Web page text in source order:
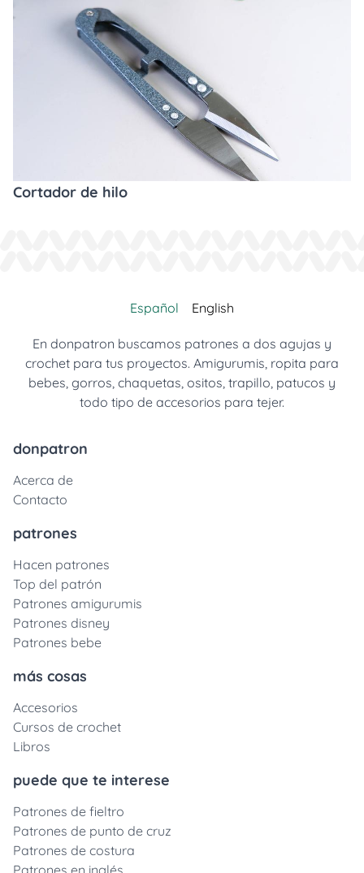
Cortador de hilo
Español English
En donpatron buscamos patrones a dos agujas y
crochet para tus proyectos. Amigurumis, ropita para
bebes, gorros, chaquetas, ositos, trapillo, patucos y
todo tipo de accesorios para tejer.
donpatron
Acerca de
Contacto
patrones
Hacen patrones
Top del patrón
Patrones amigurumis
Patrones disney
Patrones bebe
más cosas
Accesorios
Cursos de crochet
Libros
puede que te interese
Patrones de fieltro
Patrones de punto de cruz
Patrones de costura
Patrones en inglés